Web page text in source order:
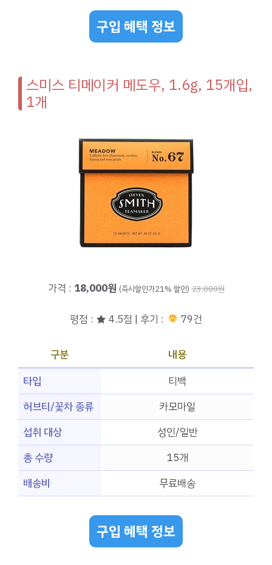
구입 혜택 정보
스미스 티메이커 메도우, 1.6g, 15개입,
1개
가격 : 18,000원 (즉시할인가21% 할인) 23,000원
평점 : ★ 4.5점 | 후기 : 79건
구분
내용
타입
티백
허브티/꽃차 종류
카모마일
섭취 대상
성인/일반
총 수량
15개
배송비
무료배송
구입 혜택 정보